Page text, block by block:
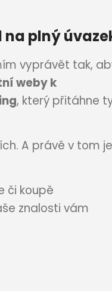
plný
vyprávět tak,
weby k
, který přitáhne
A právě v tom je
či koupě
znalosti vám